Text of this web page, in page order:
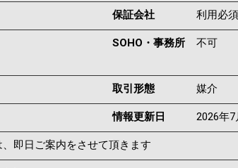
保証会社 利用必須
SOHO・事務所 不可
取引形態 媒介
情報更新日 2026年
即日ご案内をさせて頂きます